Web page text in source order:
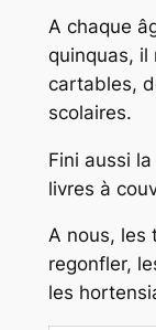
A chaque
quinquas, il
cartables,
scolaires.
Fini aussi
livres à
A nous, les
regonfler,
les